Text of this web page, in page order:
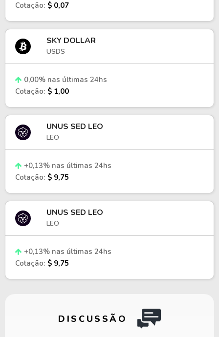
Cotação: $ 0,07
SKY DOLLAR
USDS
0,00% nas últimas 24hs
Cotação: $ 1,00
UNUS SED LEO
LEO
+0,13% nas últimas 24hs
Cotação: $ 9,75
UNUS SED LEO
LEO
+0,13% nas últimas 24hs
Cotação: $ 9,75
DISCUSSÃO